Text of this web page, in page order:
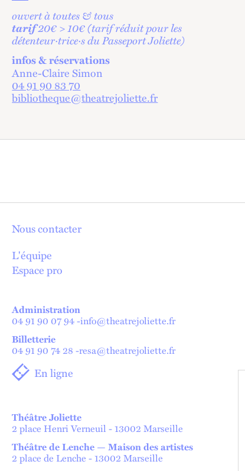
ouvert à toutes & tous
tarif20€ > 10€ (tarif réduit pour les
détenteur·trice·s du Passeport Joliette)
infos & réservations
Anne-Claire Simon
04 91 90 83 70
bibliotheque@theatrejoliette.fr
Nous contacter
L'équipe
Espace pro
Administration
04 91 90 07 94-info@theatrejoliette.fr
Billetterie
04 91 90 74 28 -resa@theatrejoliette.fr
En ligne
Théâtre Joliette
2 place Henri Verneuil - 13002 Marseille
Théâtre de Lenche — Maison des artistes
2 place de Lenche - 13002 Marseille